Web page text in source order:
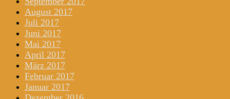
August 2017
Juli 2017
Juni 2017
Mai 2017
April 2017
März 2017
Februar 2017
Januar 2017